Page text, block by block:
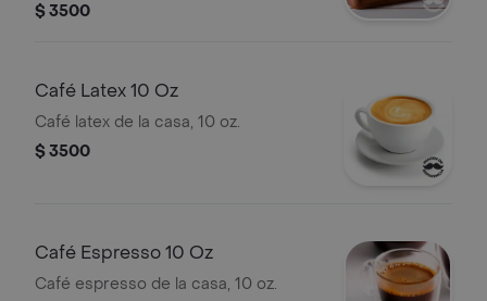
$ 3500
Café Latex 10 Oz
Café latex de la casa, 10 oz.
$ 3500
Café Espresso 10 Oz
Café espresso de la casa, 10 oz.